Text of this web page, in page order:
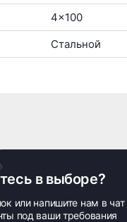
4x100
Стальной
в выборе?
или напишите нам в
под ваши требования